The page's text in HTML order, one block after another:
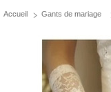
Accueil Gants de mariage